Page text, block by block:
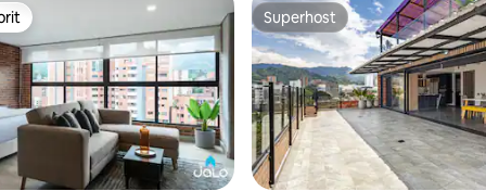
Superhost
Superhost